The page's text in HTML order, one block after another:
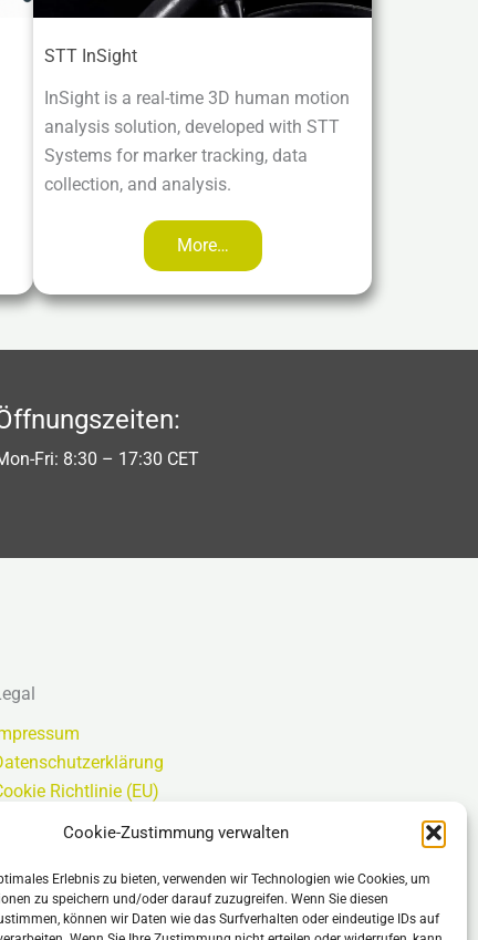
Cookie-Zustimmung verwalten
Erlebnis zu bieten, verwenden wir Technologien wie Cookies, um
zu speichern und/oder darauf zuzugreifen. Wenn Sie diesen
können wir Daten wie das Surfverhalten oder eindeutige IDs auf
STT InSight
InSight is a real-time 3D human motion
analysis solution, developed with STT
Systems for marker tracking, data
collection, and analysis.
More…
Fri: 8:30 – 17:30 CET
Richtlinie (EU)
Allgemeine Geschäftsbedingungen – AGB